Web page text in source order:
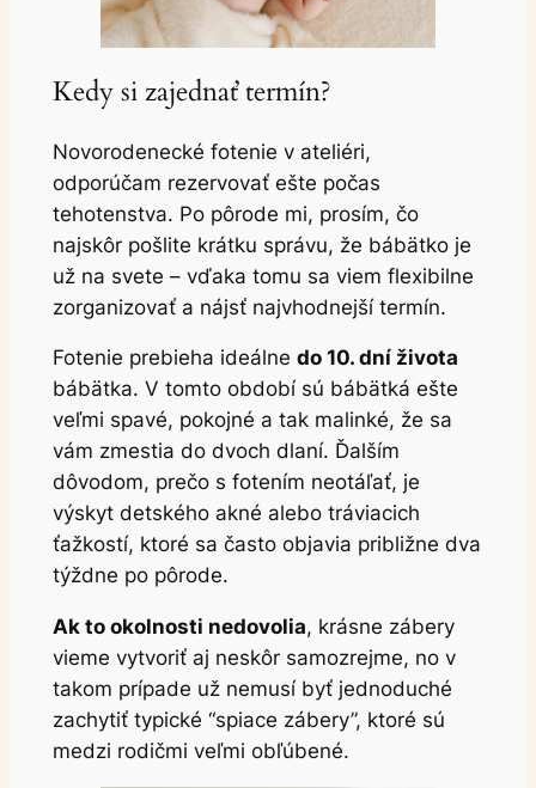
Kedy si zajednať termín?
Novorodenecké fotenie v ateliéri,
odporúčam rezervovať ešte počas
tehotenstva. Po pôrode mi, prosím, čo
najskôr pošlite krátku správu, že bábätko je
už na svete – vďaka tomu sa viem flexibilne
zorganizovať a nájsť najvhodnejší termín.
Fotenie prebieha ideálne do 10. dní života
bábätka. V tomto období sú bábätká ešte
veľmi spavé, pokojné a tak malinké, že sa
vám zmestia do dvoch dlaní. Ďalším
dôvodom, prečo s fotením neotáľať, je
výskyt detského akné alebo tráviacich
ťažkostí, ktoré sa často objavia približne dva
týždne po pôrode.
Ak to okolnosti nedovolia, krásne zábery
vieme vytvoriť aj neskôr samozrejme, no v
takom prípade už nemusí byť jednoduché
zachytiť typické “spiace zábery”, ktoré sú
medzi rodičmi veľmi obľúbené.